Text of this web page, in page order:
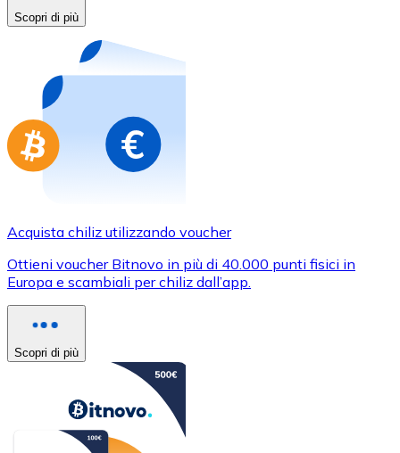
Acquista gift card dei tuoi marchi preferiti con
Vai al negozio di carte regalo
Scopri di più
Acquista chiliz utilizzando voucher
Ottieni voucher Bitnovo in più di 40.000 punti fisici in
Europa e scambiali per chiliz dall’app.
Scopri di più